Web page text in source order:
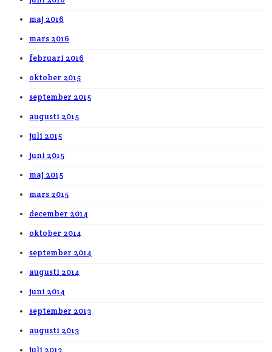
maj 2016
mars 2016
februari 2016
oktober 2015
september 2015
augusti 2015
juli 2015
juni 2015
maj 2015
mars 2015
december 2014
oktober 2014
september 2014
augusti 2014
juni 2014
september 2013
augusti 2013
juli 2013